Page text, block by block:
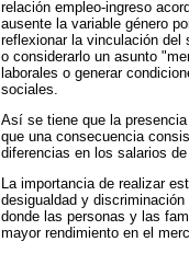
relación empleo-ingreso
ausente la variable género
reflexionar la vinculación del
o considerarlo un asunto
laborales o generar
sociales.
Así se tiene que la
que una consecuencia
diferencias en los salarios
La importancia de realizar
desigualdad y
donde las personas y las
mayor rendimiento en el